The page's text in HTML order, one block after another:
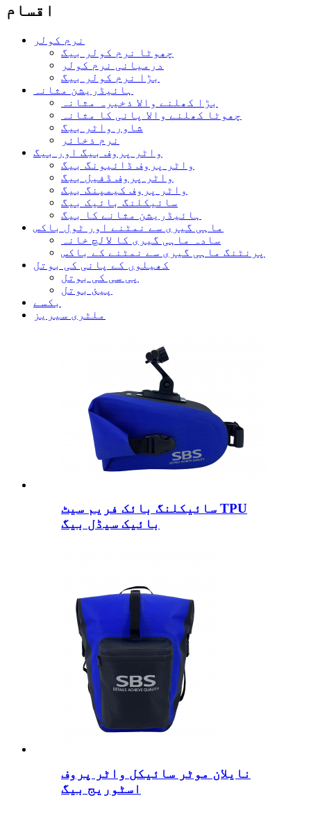
اقسام
نرم کولر
چھوٹا نرم کولر بیگ
درمیانی نرم کولر
بڑا نرم کولر بیگ
ہائیڈریشن مثانہ
بڑا کھلنے والا ذخیرہ مثانہ
چھوٹا کھلنے والا پانی کا مثانہ
شاور واٹر بیگ
نرم ذخائر
واٹر پروف بیگ اور بیگ
واٹر پروف ڈائیونگ بیگ
واٹر پروف ڈفیل بیگ
واٹر پروف کیمپنگ بیگ
سائیکلنگ بائیک بیگ
ہائیڈریشن مثانے کا بیگ
ماہی گیری سے نمٹنے اور ٹول باکس
سادہ ماہی گیری کا لالچ خانہ
پرنٹنگ ماہی گیری سے نمٹنے کے باکس
کھیلوں کے پانی کی بوتل
پی سی کی بوتل
پیئ بوتل
بکسے
ملٹری سیریز
سائیکلنگ بائک فریم سیٹ TPU
بائیک سیڈل بیگ
نایلان موٹر سائیکل واٹر پروف
اسٹوریج بیگ